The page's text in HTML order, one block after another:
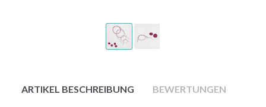
ARTIKEL BESCHREIBUNG BEWERTUNGEN